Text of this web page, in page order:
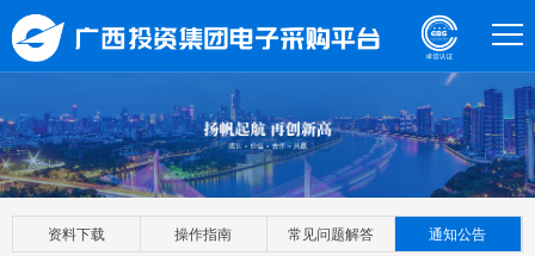
资料下载 操作指南 常见问题解答 通知公告